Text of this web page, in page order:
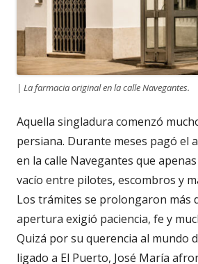
| La farmacia original en la calle Navegantes.
Aquella singladura comenzó
persiana. Durante meses pagó el
en la calle Navegantes que
vacío entre pilotes, escombros y
Los trámites se prolongaron más
apertura exigió paciencia, fe y
Quizá por su querencia al mundo
ligado a El Puerto, José María